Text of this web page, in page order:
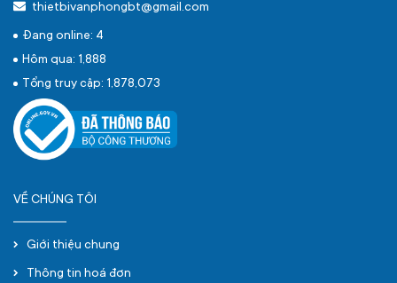
thietbivanphongbt@gmail.com
Đang online: 4
Hôm qua: 1,888
Tổng truy cập: 1,878,073
VỀ CHÚNG TÔI
Giới thiệu chung
Thông tin hoá đơn